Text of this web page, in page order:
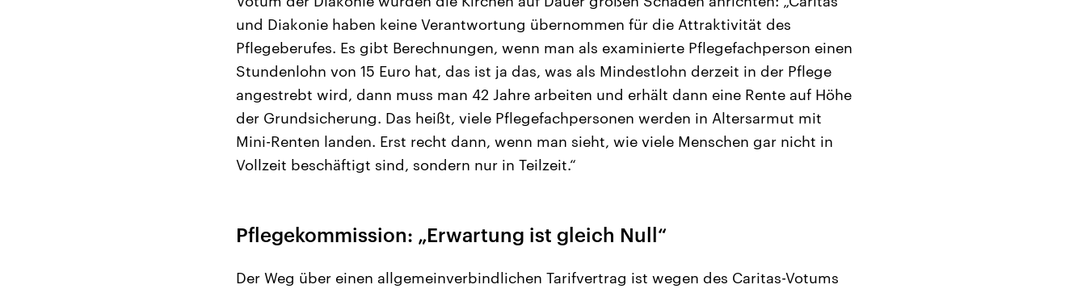
und Diakonie haben keine Verantwortung übernommen für die Attraktivität des
Pflegeberufes. Es gibt Berechnungen, wenn man als examinierte Pflegefachperson einen
Stundenlohn von 15 Euro hat, das ist ja das, was als Mindestlohn derzeit in der Pflege
angestrebt wird, dann muss man 42 Jahre arbeiten und erhält dann eine Rente auf Höhe
der Grundsicherung. Das heißt, viele Pflegefachpersonen werden in Altersarmut mit
Mini-Renten landen. Erst recht dann, wenn man sieht, wie viele Menschen gar nicht in
Vollzeit beschäftigt sind, sondern nur in Teilzeit.“
Pflegekommission: „Erwartung ist gleich Null“
Der Weg über einen allgemeinverbindlichen Tarifvertrag ist wegen des Caritas-Votums